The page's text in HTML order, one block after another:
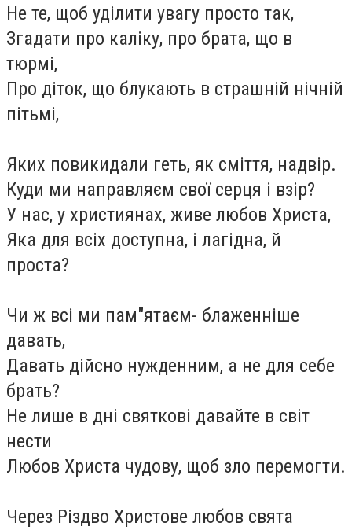
Не те, щоб уділити увагу просто так,
Згадати про каліку, про брата, що в
тюрмі,
Про діток, що блукають в страшній нічній
пітьмі,
Яких повикидали геть, як сміття, надвір.
Куди ми направляєм свої серця і взір?
У нас, у християнах, живе любов Христа,
Яка для всіх доступна, і лагідна, й
проста?
Чи ж всі ми пам"ятаєм- блаженніше
давать,
Давать дійсно нужденним, а не для себе
брать?
Не лише в дні святкові давайте в світ
нести
Любов Христа чудову, щоб зло перемогти.
Через Різдво Христове любов свята